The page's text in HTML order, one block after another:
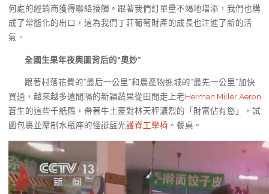
何處的經銷商獲得聯絡接觸。跟著我們訂單量不竭地增添，我們也構
成了常態化的出口，這為我們丁莊葡萄財產的成長也注進了新的活
氣。
全國生果年夜輿圖背后的“奧妙”
跟著村落花費的“最后一公里”和農產物進城的“最先一公里”加快
買通，越來越多遠間隔的新穎蔬果從田間走上老Herman Miller Aeron
蒼生的這些千紙鶴，帶著牛土豪對林天秤濃烈的「財富佔有慾」，試
圖包裹並壓制水瓶座的怪誕藍光護脊工學椅 。餐桌。